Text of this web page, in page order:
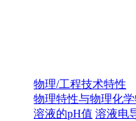
物理/工程技术特性
物理特性与物理化
溶液的pH值 溶液电